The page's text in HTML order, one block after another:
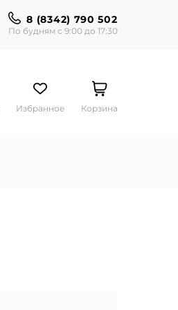
8 (8342) 790 502
По будням с 9:00 до 17:30
Избранное Корзина